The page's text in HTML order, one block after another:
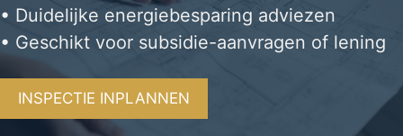
• Duidelijke energiebesparing adviezen
• Geschikt voor subsidie-aanvragen of lening
INSPECTIE INPLANNEN